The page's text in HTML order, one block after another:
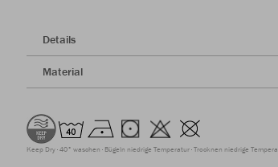
Details
Material
Keep Dry 40° waschen Bügeln niedrige Temperatur Trocknen niedrige